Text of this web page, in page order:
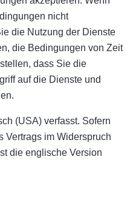
nicht
die Nutzung der Dienste
die Bedingungen von Zeit
dass Sie die
auf die Dienste und
(USA) verfasst. Sofern
Vertrags im Widerspruch
die englische Version